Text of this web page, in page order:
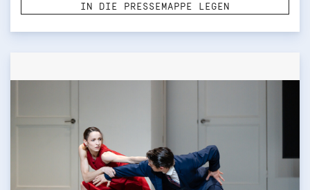
IN DIE PRESSEMAPPE LEGEN